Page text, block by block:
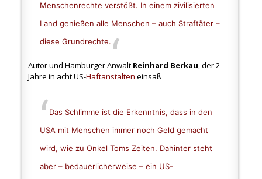
Menschenrechte verstößt. In einem zivilisierten
Land genießen alle Menschen – auch Straftäter –
diese Grundrechte.
Autor und Hamburger Anwalt Reinhard Berkau, der 2
Jahre in acht US-Haftanstalten einsaß
Das Schlimme ist die Erkenntnis, dass in den
USA mit Menschen immer noch Geld gemacht
wird, wie zu Onkel Toms Zeiten. Dahinter steht
aber – bedauerlicherweise – ein US-